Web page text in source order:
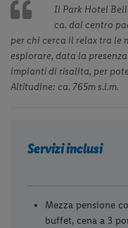
Il Park Hotel
ca. dal centro
per chi cerca il relax tra le
esplorare, data la
impianti di risalita, per
Altitudine: ca. 765m s.l.m.
Servizi inclusi
Mezza pensione
buffet, cena a 3